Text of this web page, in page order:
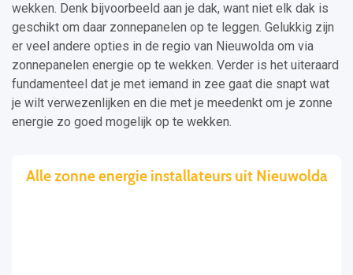
wekken. Denk bijvoorbeeld aan je dak, want niet elk dak is
geschikt om daar zonnepanelen op te leggen. Gelukkig zijn
er veel andere opties in de regio van Nieuwolda om via
zonnepanelen energie op te wekken. Verder is het uiteraard
fundamenteel dat je met iemand in zee gaat die snapt wat
je wilt verwezenlijken en die met je meedenkt om je zonne
energie zo goed mogelijk op te wekken.
Alle zonne energie installateurs uit Nieuwolda